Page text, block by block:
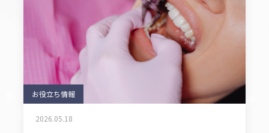
お役立ち情報
2026.05.18